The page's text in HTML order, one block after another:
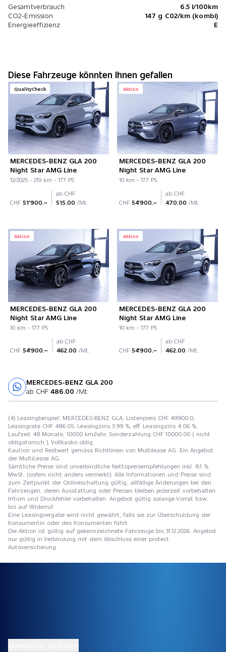
Gesamtverbrauch
6.5 l/100km
CO2-Emission
147 g C02/km (kombi)
Energieeffizienz
E
Diese Fahrzeuge könnten Ihnen gefallen
QualityCheck
MERCEDES-BENZ GLA 200
Night Star AMG Line
12/2025 - 219 km - 177 PS
CHF 51'900.–
ab CHF
515.00 /Mt.
Aktion
MERCEDES-BENZ GLA 200
Night Star AMG Line
10 km - 177 PS
CHF 54'900.–
ab CHF
470.00 /Mt.
Aktion
MERCEDES-BENZ GLA 200
Night Star AMG Line
10 km - 177 PS
CHF 54'900.–
ab CHF
462.00 /Mt.
Aktion
MERCEDES-BENZ GLA 200
Night Star AMG Line
10 km - 177 PS
CHF 54'900.–
ab CHF
462.00 /Mt.
MERCEDES-BENZ GLA 200
ab CHF 486.00 /Mt.
(4) Leasingbeispiel: MERCEDES-BENZ GLA, Listenpreis CHF 49900.0,
Leasingrate CHF 486.05, Leasingzins 3.99 %, eff. Leasingzins 4.06 %,
Laufzeit 48 Monate, 10000 km/Jahr, Sonderzahlung CHF 10000.00 ( nicht
obligatorisch ), Vollkasko oblig.
Kaution und Restwert gemäss Richtlinien von Multilease AG. Ein Angebot
der MultiLease AG.
Sämtliche Preise sind unverbindliche Nettopreisempfehlungen inkl. 8,1 %
MwSt. (sofern nicht anders vermerkt). Alle Informationen und Preise sind
zum Zeitpunkt der Onlineschaltung gültig, allfällige Änderungen bei den
Fahrzeugen, deren Ausstattung oder Preisen bleiben jederzeit vorbehalten.
Irrtum und Druckfehler vorbehalten. Angebot gültig solange Vorrat bzw.
bis auf Widerruf.
Eine Leasingvergabe wird nicht gewährt, falls sie zur Überschuldung der
Konsumentin oder des Konsumenten führt.
Die Aktion ist gültig auf gekennzeichnete Fahrzeuge bis 31.12.2026. Angebot
nur gültig in Verbindung mit dem Abschluss einer protect
Autoversicherung.